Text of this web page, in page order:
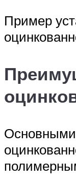
Пример